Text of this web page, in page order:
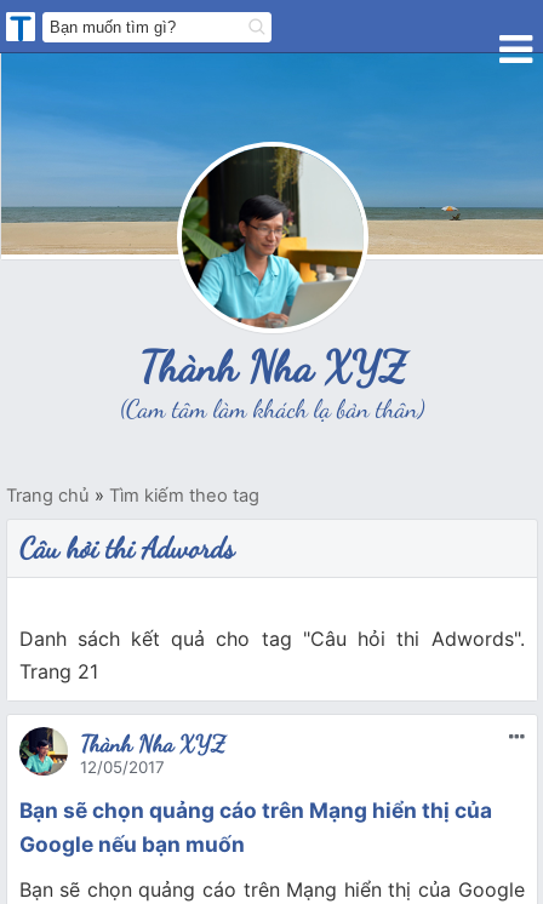
Thành Nha XYZ
(Cam tâm làm khách lạ bản thân)
Trang chủ » Tìm kiếm theo tag
Câu hỏi thi Adwords
Danh sách kết quả cho tag "Câu hỏi thi Adwords".
Trang 21
Thành Nha XYZ
12/05/2017
Bạn sẽ chọn quảng cáo trên Mạng hiển thị của
Google nếu bạn muốn
Bạn sẽ chọn quảng cáo trên Mạng hiển thị của Google